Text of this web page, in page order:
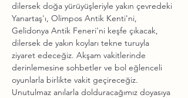
dilersek doğa yürüyüşleriyle yakın çevredeki
Yanartaş'ı, Olimpos Antik Kenti'ni,
Gelidonya Antik Feneri'ni keşfe çıkacak,
dilersek de yakın koyları tekne turuyla
ziyaret edeceğiz. Akşam vakitlerinde
derinlemesine sohbetler ve bol eğlenceli
oyunlarla birlikte vakit geçireceğiz.
Unutulmaz anılarla dolduracağımız doyasıya